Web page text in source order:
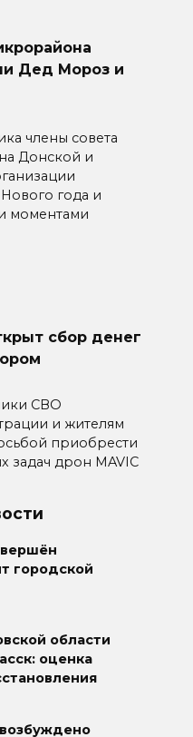
Дед Мороз и
члены совета
Донской и
года и
моментами
сбор денег
СВО
и жителям
приобрести
задач дрон MAVIC
городской
области
оценка